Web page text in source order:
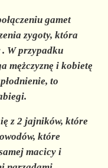
gamet
zygoty, która
. W przypadku
mężczyznę i kobietę
to
z 2 jajników, które
które
macicy i